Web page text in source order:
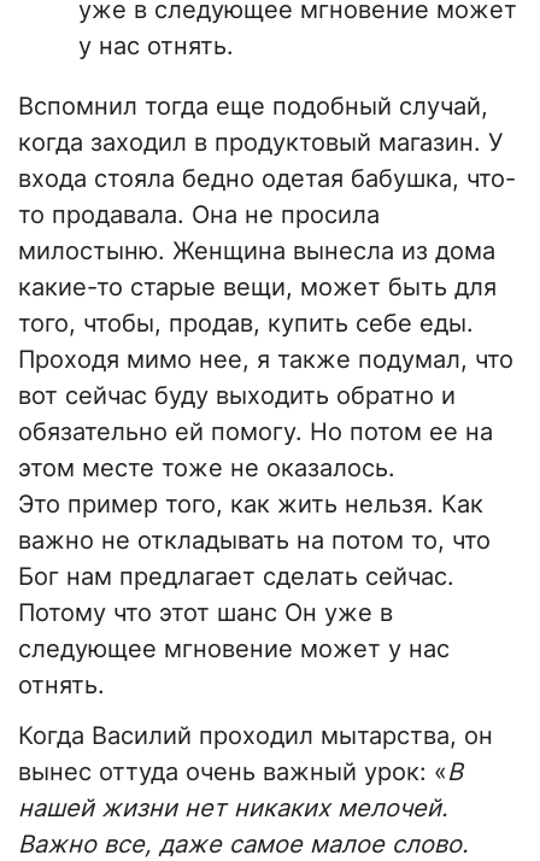
уже в следующее мгновение может
у нас отнять.
Вспомнил тогда еще подобный случай,
когда заходил в продуктовый магазин. У
входа стояла бедно одетая бабушка, что-
то продавала. Она не просила
милостыню. Женщина вынесла из дома
какие-то старые вещи, может быть для
того, чтобы, продав, купить себе еды.
Проходя мимо нее, я также подумал, что
вот сейчас буду выходить обратно и
обязательно ей помогу. Но потом ее на
этом месте тоже не оказалось.
Это пример того, как жить нельзя. Как
важно не откладывать на потом то, что
Бог нам предлагает сделать сейчас.
Потому что этот шанс Он уже в
следующее мгновение может у нас
отнять.
Когда Василий проходил мытарства, он
вынес оттуда очень важный урок: «В
нашей жизни нет никаких мелочей.
Важно все, даже самое малое слово.